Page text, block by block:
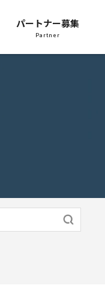
パートナー募集
Partner